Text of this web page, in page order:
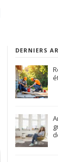
DERNIERS